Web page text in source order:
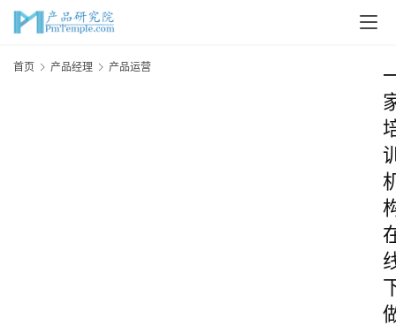
首页 产品经理 产品运营